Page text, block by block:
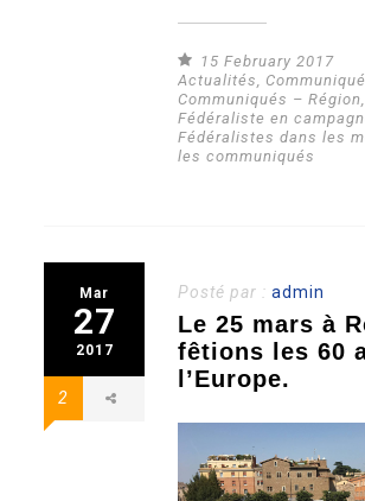
15 February 2017
Actualités,
Communiqués – Région
Fédéraliste en
Fédéralistes dans les
les communiqués
Mar
27
2017
2
Posté par :admin
Le 25 mars à
fêtions les 60
l’Europe.